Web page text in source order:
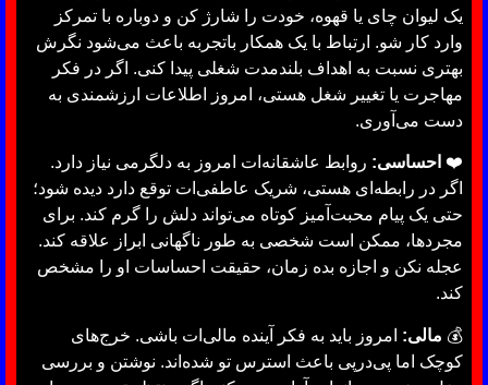
یک لیوان چای یا قهوه، خودت را شارژ کن و دوباره با تمرکز
وارد کار شو. ارتباط با یک همکار باتجربه باعث می‌شود نگرش
بهتری نسبت به اهداف بلندمدت شغلی پیدا کنی. اگر در فکر
مهاجرت یا تغییر شغل هستی، امروز اطلاعات ارزشمندی به
دست می‌آوری.
❤️ احساسی: روابط عاشقانه‌ات امروز به دلگرمی نیاز دارد.
اگر در رابطه‌ای هستی، شریک عاطفی‌ات توقع دارد دیده شود؛
حتی یک پیام محبت‌آمیز کوتاه می‌تواند دلش را گرم کند. برای
مجردها، ممکن است شخصی به طور ناگهانی ابراز علاقه کند.
عجله نکن و اجازه بده زمان، حقیقت احساسات او را مشخص
کند.
💰 مالی: امروز باید به فکر آینده مالی‌ات باشی. خرج‌های
کوچک اما پی‌درپی باعث استرس تو شده‌اند. نوشتن و بررسی